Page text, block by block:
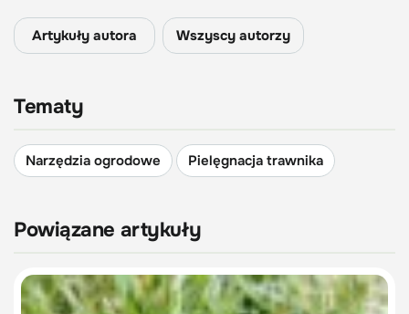
Artykuły autora Wszyscy autorzy
Tematy
Narzędzia ogrodowe Pielęgnacja trawnika
Powiązane artykuły